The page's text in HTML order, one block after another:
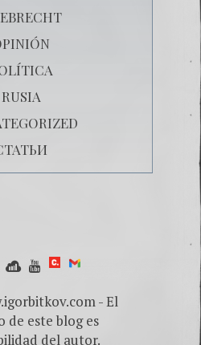
RUSIA
- El
de este blog es
del autor.